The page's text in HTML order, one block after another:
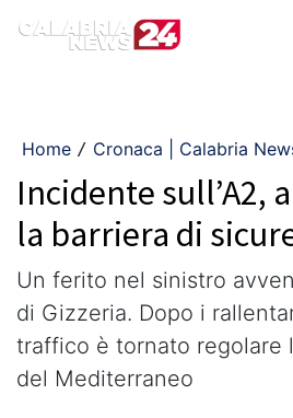
Home / Cronaca | Calabria
Incidente sull’A2,
la barriera di
Un ferito nel sinistro
di Gizzeria. Dopo i
traffico è tornato regolare
del Mediterraneo